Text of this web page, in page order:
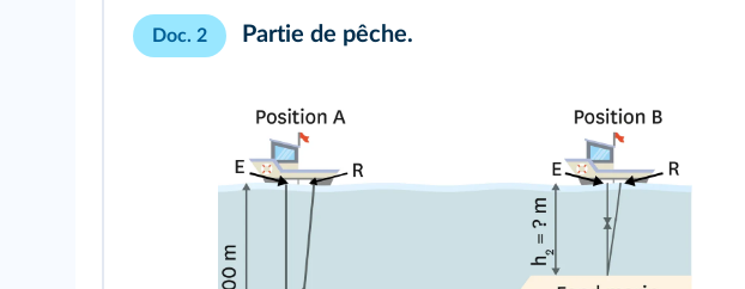
Doc. 2 Partie de pêche.